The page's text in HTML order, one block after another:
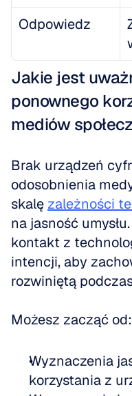
Odpowiedz
Jakie jest
ponownego
mediów
Brak urządzeń
odosobnienia
skalę zależności
na jasność
kontakt z
intencji, aby
rozwiniętą
Możesz zacząć od:
Wyznaczenia
korzystania z